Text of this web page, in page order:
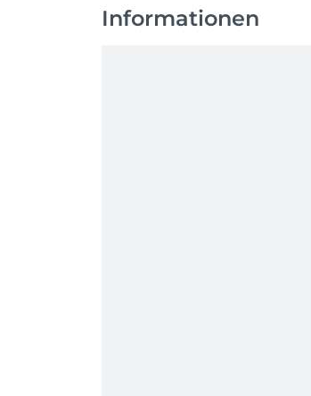
Informationen